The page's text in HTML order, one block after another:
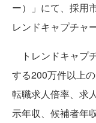
ー）」にて、採用
レンドキャプチャ
トレンドキャプ
する200万件以上
転職求人倍率、求
示年収、候補者年